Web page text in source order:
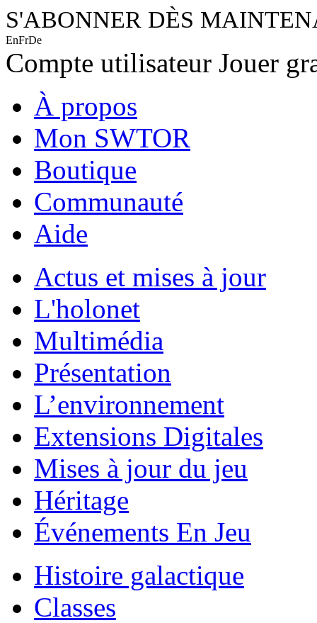
S'ABONNER DÈS
EnFrDe
Compte utilisateur Jouer
À propos
Mon SWTOR
Boutique
Communauté
Aide
Actus et mises à jour
L'holonet
Multimédia
Présentation
L’environnement
Extensions Digitales
Mises à jour du jeu
Héritage
Événements En Jeu
Histoire galactique
Classes